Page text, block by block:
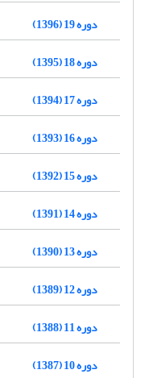
دوره 19 (1396)
دوره 18 (1395)
دوره 17 (1394)
دوره 16 (1393)
دوره 15 (1392)
دوره 14 (1391)
دوره 13 (1390)
دوره 12 (1389)
دوره 11 (1388)
دوره 10 (1387)